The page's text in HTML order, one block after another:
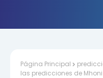
Página Principal
las predicciones de